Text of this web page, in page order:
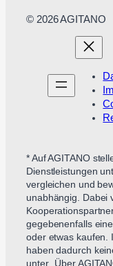
© 2026 AGITANO
* Auf AGITANO
Dienstleistungen
vergleichen und
unabhängig. Dabei
gegebenenfalls
oder etwas kaufen.
haben dadurch
unter „Über